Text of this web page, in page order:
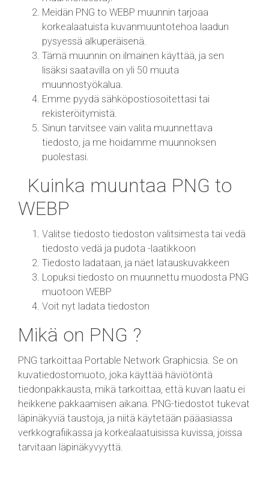
Meidän PNG to WEBP muunnin tarjoaa
korkealaatuista kuvanmuuntotehoa laadun
pysyessä alkuperäisenä.
Tämä muunnin on ilmainen käyttää, ja sen
lisäksi saatavilla on yli 50 muuta
muunnostyökalua.
Emme pyydä sähköpostiosoitettasi tai
rekisteröitymistä.
Sinun tarvitsee vain valita muunnettava
tiedosto, ja me hoidamme muunnoksen
puolestasi.
Kuinka muuntaa PNG to
WEBP
Valitse tiedosto tiedoston valitsimesta tai vedä
tiedosto vedä ja pudota -laatikkoon
Tiedosto ladataan, ja näet latauskuvakkeen
Lopuksi tiedosto on muunnettu muodosta PNG
muotoon WEBP
Voit nyt ladata tiedoston
Mikä on PNG ?
PNG tarkoittaa Portable Network Graphicsia. Se on
kuvatiedostomuoto, joka käyttää häviötöntä
tiedonpakkausta, mikä tarkoittaa, että kuvan laatu ei
heikkene pakkaamisen aikana. PNG-tiedostot tukevat
läpinäkyviä taustoja, ja niitä käytetään pääasiassa
verkkografiikassa ja korkealaatuisissa kuvissa, joissa
tarvitaan läpinäkyvyyttä.